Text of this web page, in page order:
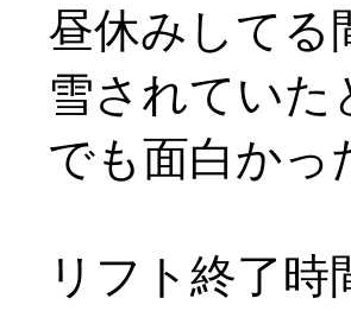
昼休みしてる
雪されていた
でも面白かっ
リフト終了時